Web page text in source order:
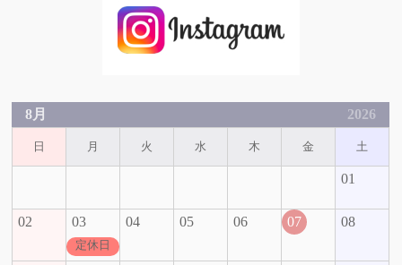
8月 2026
日 月 火 水 木 金 土
01
02 03
定休日
04 05 06 07 08